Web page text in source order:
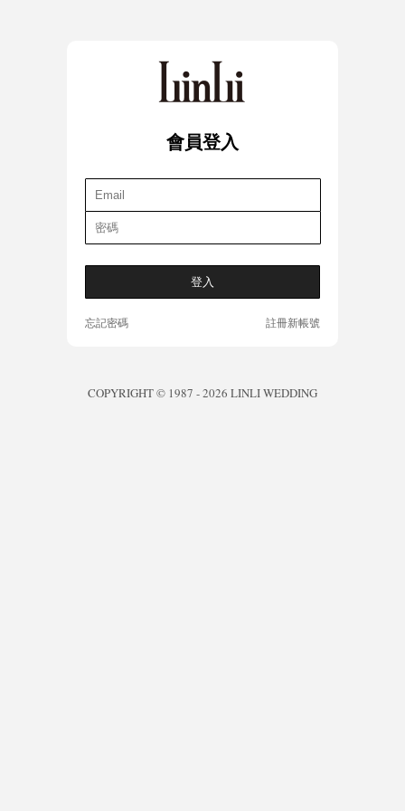
會員登入
忘記密碼 註冊新帳號
COPYRIGHT © 1987 - 2026 LINLI WEDDING